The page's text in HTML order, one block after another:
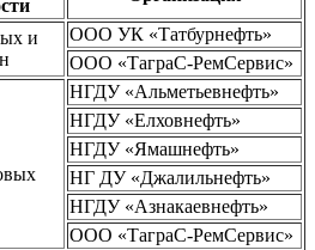
и
ООО УК «Татбурнефть»
ООО «ТаграС-РемСервис»
НГДУ «Альметьевнефть»
НГДУ «Елховнефть»
НГДУ «Ямашнефть»
НГ ДУ «Джалильнефть»
НГДУ «Азнакаевнефть»
ООО «ТаграС-РемСервис»